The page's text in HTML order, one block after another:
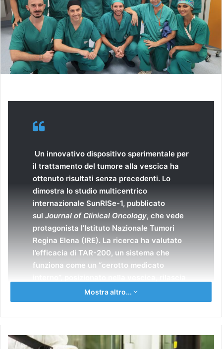
Un innovativo dispositivo sperimentale per
il trattamento del tumore alla vescica ha
ottenuto risultati senza precedenti. Lo
dimostra lo studio multicentrico
internazionale SunRISe-1, pubblicato
sul Journal of Clinical Oncology, che vede
protagonista l’Istituto Nazionale Tumori
Regina Elena (IRE). La ricerca ha valutato
l’efficacia di TAR-200, un sistema che
funziona come un “cerotto medicato
lentamente e in modo continuo il farmaco
chemioterapico gemcitabina direttamente
I risultati dello studio parlano da soli: il
Mostra altro...
Neuroblastoma: